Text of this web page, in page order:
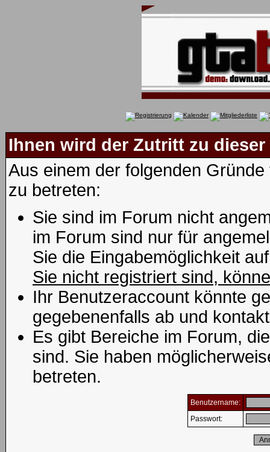
Ihnen wird der Zutritt zu
Aus einem der folgenden
zu betreten:
Sie sind im Forum nicht
im Forum sind nur für
Sie die Eingabemöglichkeit
Sie nicht registriert sind,
Ihr Benutzeraccount könnte
gegebenenfalls ab und
Es gibt Bereiche im Forum,
sind. Sie haben
betreten.
Benutzername:
Passwort: